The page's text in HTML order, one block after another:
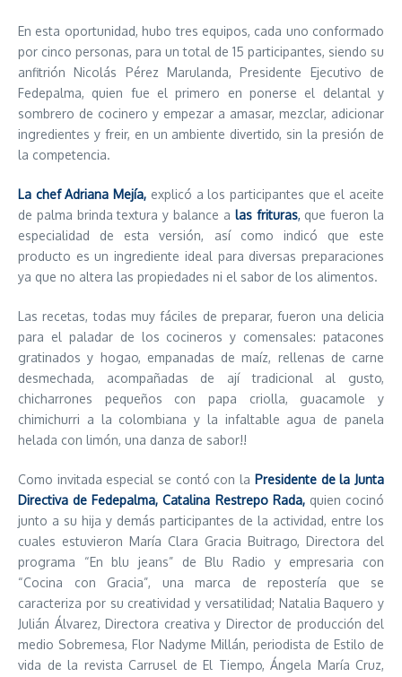
En esta oportunidad, hubo tres equipos, cada uno conformado
por cinco personas, para un total de 15 participantes, siendo su
anfitrión Nicolás Pérez Marulanda, Presidente Ejecutivo de
Fedepalma, quien fue el primero en ponerse el delantal y
sombrero de cocinero y empezar a amasar, mezclar, adicionar
ingredientes y freir, en un ambiente divertido, sin la presión de
la competencia.
La chef Adriana Mejía, explicó a los participantes que el aceite
de palma brinda textura y balance a las frituras, que fueron la
especialidad de esta versión, así como indicó que este
producto es un ingrediente ideal para diversas preparaciones
ya que no altera las propiedades ni el sabor de los alimentos.
Las recetas, todas muy fáciles de preparar, fueron una delicia
para el paladar de los cocineros y comensales: patacones
gratinados y hogao, empanadas de maíz, rellenas de carne
desmechada, acompañadas de ají tradicional al gusto,
chicharrones pequeños con papa criolla, guacamole y
chimichurri a la colombiana y la infaltable agua de panela
helada con limón, una danza de sabor!!
Como invitada especial se contó con la Presidente de la Junta
Directiva de Fedepalma, Catalina Restrepo Rada,quien cocinó
junto a su hija y demás participantes de la actividad, entre los
cuales estuvieron María Clara Gracia Buitrago, Directora del
programa “En blu jeans” de Blu Radio y empresaria con
“Cocina con Gracia”, una marca de repostería que se
caracteriza por su creatividad y versatilidad; Natalia Baquero y
Julián Álvarez, Directora creativa y Director de producción del
medio Sobremesa, Flor Nadyme Millán, periodista de Estilo de
vida de la revista Carrusel de El Tiempo, Ángela María Cruz,